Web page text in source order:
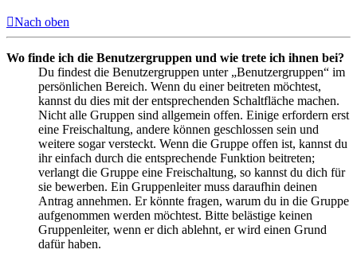
Nach oben
Wo finde ich die Benutzergruppen und wie trete ich ihnen bei?
Du findest die Benutzergruppen unter „Benutzergruppen“ im
persönlichen Bereich. Wenn du einer beitreten möchtest,
kannst du dies mit der entsprechenden Schaltfläche machen.
Nicht alle Gruppen sind allgemein offen. Einige erfordern erst
eine Freischaltung, andere können geschlossen sein und
weitere sogar versteckt. Wenn die Gruppe offen ist, kannst du
ihr einfach durch die entsprechende Funktion beitreten;
verlangt die Gruppe eine Freischaltung, so kannst du dich für
sie bewerben. Ein Gruppenleiter muss daraufhin deinen
Antrag annehmen. Er könnte fragen, warum du in die Gruppe
aufgenommen werden möchtest. Bitte belästige keinen
Gruppenleiter, wenn er dich ablehnt, er wird einen Grund
dafür haben.